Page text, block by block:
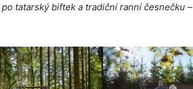
tatarský biftek a tradiční ranní česnečku –